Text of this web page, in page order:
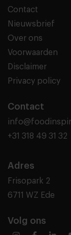
Contact
Nieuwsbrief
Over ons
Voorwaarden
Disclaimer
Privacy policy
Contact
+31 318 49 31 32
Adres
Frisopark 2
6711 WZ Ede
Volg ons